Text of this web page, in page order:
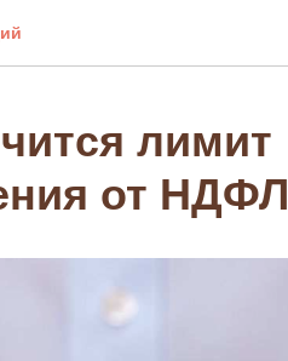
лимит
от НДФЛ